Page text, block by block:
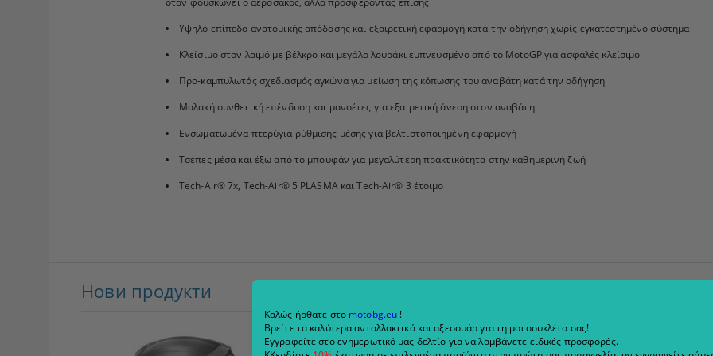
Υψηλό επίπεδο ανατομικής απόδοσης και εξαιρετική εφαρμογή κατά την οδήγηση χωρίς εγκατεστημένο σύστημα
Κλείσιμο στον λαιμό με βέλκρο και μεγάλο λουράκι εμπνευσμένο από το MotoGP για ασφαλές κλείσιμο
Προ-καμπυλωτός σχεδιασμός αγκώνα για μείωση της κόπωσης του αναβάτη κατά την οδήγηση
Μαλακή συνθετική επένδυση και μανσέτες για εξαιρετική άνεση στον αναβάτη
Ενσωματωμένα πτερύγια ρύθμισης μέσης για βελτιστοποιημένη εφαρμογή
Τσέπες μέσα και έξω από το μπουφάν για μεγαλύτερη πρακτικότητα στην καθημερινή ζωή
Tech-Air® 7x, Tech-Air® 5 PLASMA και Tech-Air® 3 έτοιμο
Нови продукти
Ισχυρός
ADD TO
Subscribe to news
View all news
Καλώς ήρθατε στο motobg.eu !
Βρείτε τα καλύτερα ανταλλακτικά και αξεσουάρ για τη μοτοσυκλέτα σας!
Εγγραφείτε στο ενημερωτικό μας δελτίο για να λαμβάνετε ειδικές προσφορές.